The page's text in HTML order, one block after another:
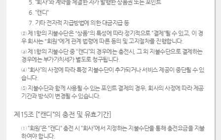
5. “회사”와 계약을 체결한 자가 발행한 상품권 또는 포인트
6. “캔디“
7. 기타 전자적 지급방법에 의한 대금지급 등
② 제1항의 지불수단은 "상품"의 특성에 따라 정기적으로 “결제“될 수 있고, 이 경
우 회사는 "회원"에게 관계 법령에 따른 동의 및 고지절차를 진행합니다.
③ 제1항의 지불수단 중 “캔디”의 경우에는 충전시, 그 외 지불수단으로 결제하는
경우에는 부가가치세가 별도로 청구됩니다.
④ “회사”의 사정에 따라 특정 지불수단이 추가되거나 서비스 제공이 중단될 수 있
습니다.
⑤ 지불수단과 함께 사용될 수 있는 포인트 결제의 경우, 회사의 사정에 따라 제공
기간과 방식이 변경될 수 있습니다.
제15조 [“캔디“의 충전 및 유효기간]
① “회원”은 “캔디“ 충전 시 “회사”에서 지정하는 지불수단을 통해 충전요금을 지불
하여야 합니다.